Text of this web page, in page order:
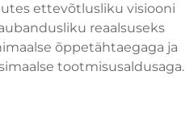
ettevõtlusliku visiooni
reaalsuseks
õppetähtaegaga ja
tootmisusaldusaga.